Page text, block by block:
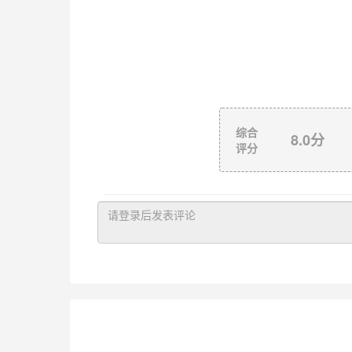
综合
评分
8.0分